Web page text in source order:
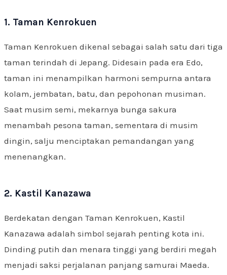
1. Taman Kenrokuen
Taman Kenrokuen dikenal sebagai salah satu dari tiga
taman terindah di Jepang. Didesain pada era Edo,
taman ini menampilkan harmoni sempurna antara
kolam, jembatan, batu, dan pepohonan musiman.
Saat musim semi, mekarnya bunga sakura
menambah pesona taman, sementara di musim
dingin, salju menciptakan pemandangan yang
menenangkan.
2. Kastil Kanazawa
Berdekatan dengan Taman Kenrokuen, Kastil
Kanazawa adalah simbol sejarah penting kota ini.
Dinding putih dan menara tinggi yang berdiri megah
menjadi saksi perjalanan panjang samurai Maeda.